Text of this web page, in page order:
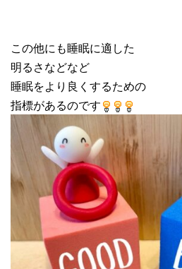
この他にも睡眠に適した
明るさなどなど
睡眠をより良くするための
指標があるのです